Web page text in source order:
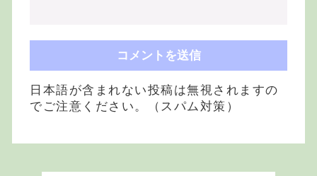
日本語が含まれない投稿は無視されますの
でご注意ください。（スパム対策）